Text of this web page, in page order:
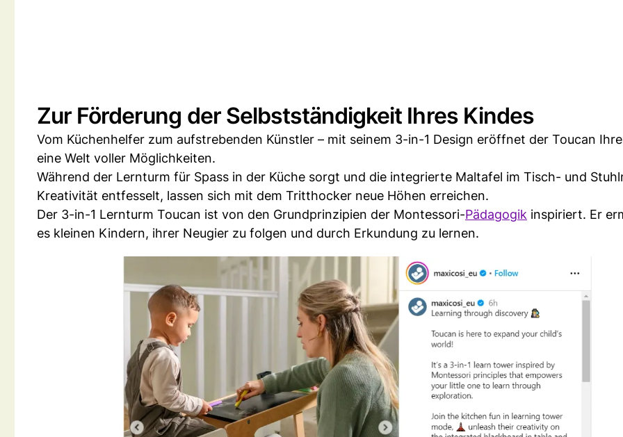
Zur Förderung der Selbstständigkeit Ihres Kindes
Vom Küchenhelfer zum aufstrebenden Künstler – mit seinem 3-in-1 Design eröffnet der Toucan
eine Welt voller Möglichkeiten.
Während der Lernturm für Spass in der Küche sorgt und die integrierte Maltafel im Tisch- und
Kreativität entfesselt, lassen sich mit dem Tritthocker neue Höhen erreichen.
Der 3-in-1 Lernturm Toucan ist von den Grundprinzipien der Montessori-Pädagogik inspiriert. Er
es kleinen Kindern, ihrer Neugier zu folgen und durch Erkundung zu lernen.